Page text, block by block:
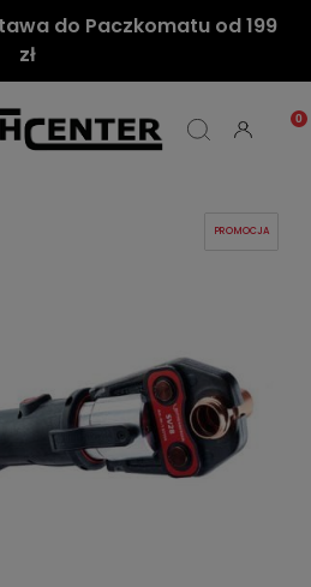
do Paczkomatu od 199
zł
PROMOCJA